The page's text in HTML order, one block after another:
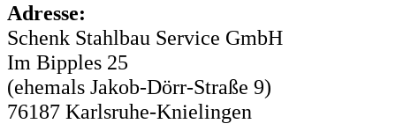
Adresse:
Schenk Stahlbau Service GmbH
Im Bipples 25
(ehemals Jakob-Dörr-Straße 9)
76187 Karlsruhe-Knielingen